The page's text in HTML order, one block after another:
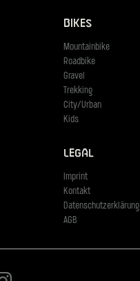
Bikes
Mountainbike
Roadbike
Gravel
Trekking
City/Urban
Kids
Legal
Imprint
Kontakt
Datenschutzerklärung
AGB